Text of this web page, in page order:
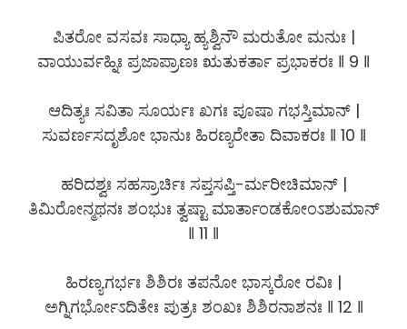
ಪಿತರೋ ವಸವಃ ಸಾಧ್ಯಾ ಹ್ಯಶ್ವಿನೌ ಮರುತೋ ಮನುಃ |
ವಾಯುರ್ವಹ್ನಿಃ ಪ್ರಜಾಪ್ರಾಣಃ ಋತುಕರ್ತಾ ಪ್ರಭಾಕರಃ ‖ 9 ‖
ಆದಿತ್ಯಃ ಸವಿತಾ ಸೂರ್ಯಃ ಖಗಃ ಪೂಷಾ ಗಭಸ್ತಿಮಾನ್ |
ಸುವರ್ಣಸದೃಶೋ ಭಾನುಃ ಹಿರಣ್ಯರೇತಾ ದಿವಾಕರಃ ‖ 10 ‖
ಹರಿದಶ್ವಃ ಸಹಸ್ರಾರ್ಚಿಃ ಸಪ್ತಸಪ್ತಿ-ರ್ಮರೀಚಿಮಾನ್ |
ತಿಮಿರೋನ್ಮಥನಃ ಶಂಭುಃ ತ್ವಷ್ಟಾ ಮಾರ್ತಾಂಡಕೋಂಽಶುಮಾನ್
‖ 11 ‖
ಹಿರಣ್ಯಗರ್ಭಃ ಶಿಶಿರಃ ತಪನೋ ಭಾಸ್ಕರೋ ರವಿಃ |
ಅಗ್ನಿಗರ್ಭೋಽದಿತೇಃ ಪುತ್ರಃ ಶಂಖಃ ಶಿಶಿರನಾಶನಃ ‖ 12 ‖